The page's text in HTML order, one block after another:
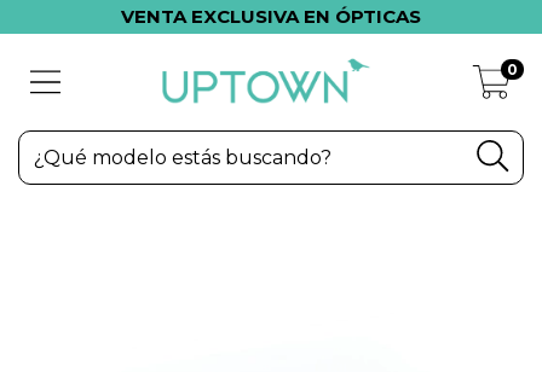
VENTA EXCLUSIVA EN ÓPTICAS
0